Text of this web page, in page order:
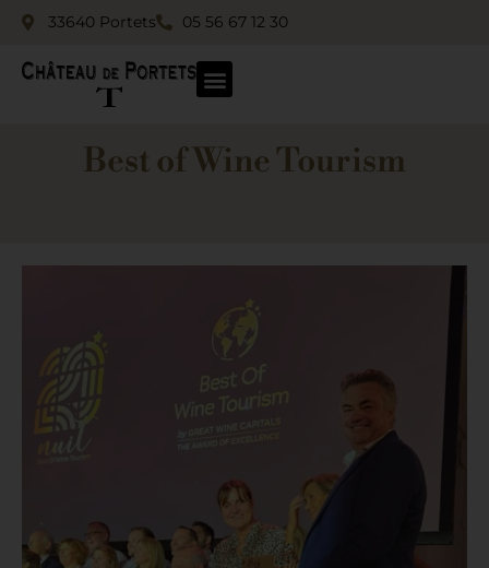
33640 Portets 05 56 67 12 30
Best of Wine Tourism